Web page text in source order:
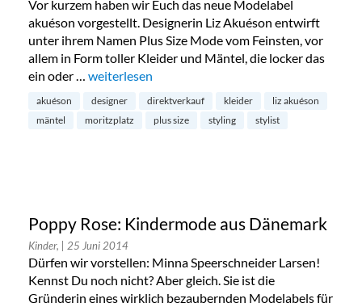
Vor kurzem haben wir Euch das neue Modelabel
akuéson vorgestellt. Designerin Liz Akuéson entwirft
unter ihrem Namen Plus Size Mode vom Feinsten, vor
allem in Form toller Kleider und Mäntel, die locker das
ein oder … „Direktverkauf bei akuéson am Moritzplatz“
weiterlesen
akuéson designer direktverkauf kleider
liz akuéson
mäntel
moritzplatz plus size styling stylist
Poppy Rose: Kindermode aus Dänemark
Kinder, | 25 Juni 2014
Dürfen wir vorstellen: Minna Speerschneider Larsen!
Kennst Du noch nicht? Aber gleich. Sie ist die
Gründerin eines wirklich bezaubernden Modelabels für